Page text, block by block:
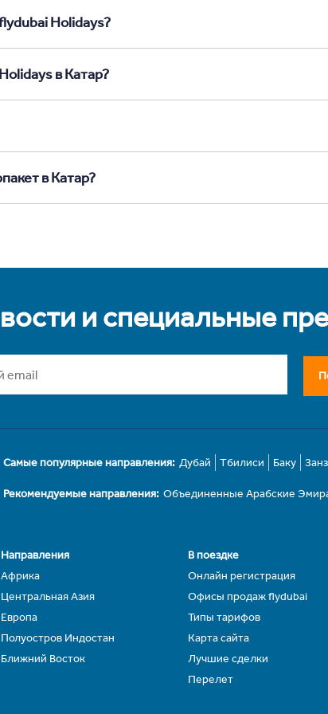
Holidays?
в Катар?
в Катар?
и специальные
Самые популярные направления: Дубай Тбилиси Баку
Рекомендуемые направления: Объединенные Арабские
Направления
Африка
Центральная Азия
Европа
Полуостров Индостан
Ближний Восток
В поездке
Онлайн регистрация
Офисы продаж flydubai
Типы тарифов
Карта сайта
Лучшие сделки
Перелет